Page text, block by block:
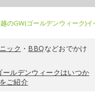
のGW(ゴールデンウィーク)
ック ・ BBQなどおでかけ
ールデンウィークはいつか
ご紹介